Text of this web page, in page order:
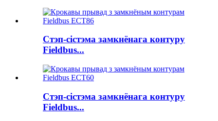
Стэп-сістэма замкнёнага контуру
Fieldbus...
Стэп-сістэма замкнёнага контуру
Fieldbus...